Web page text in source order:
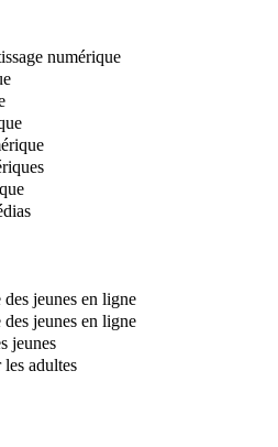
numérique
jeunes en ligne
jeunes en ligne
jeunes
adultes